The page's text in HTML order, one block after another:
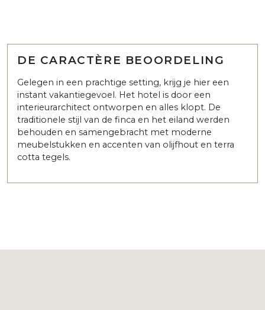
DE CARACTÈRE BEOORDELING
Gelegen in een prachtige setting, krijg je hier een
instant vakantiegevoel. Het hotel is door een
interieurarchitect ontworpen en alles klopt. De
traditionele stijl van de finca en het eiland werden
behouden en samengebracht met moderne
meubelstukken en accenten van olijfhout en terra
cotta tegels.